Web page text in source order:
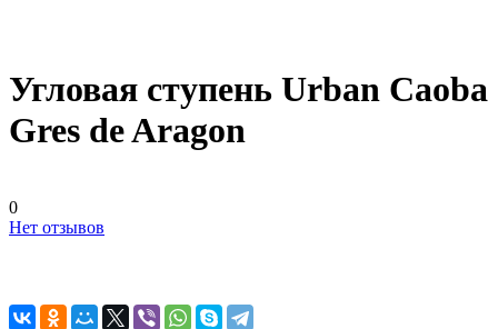
Угловая ступень Urban Caoba
Gres de Aragon
0
Нет отзывов